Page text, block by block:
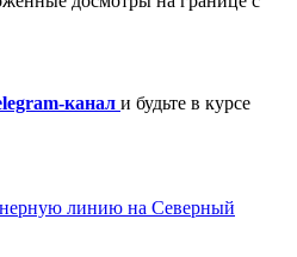
канал и будьте в курсе
линию на Северный